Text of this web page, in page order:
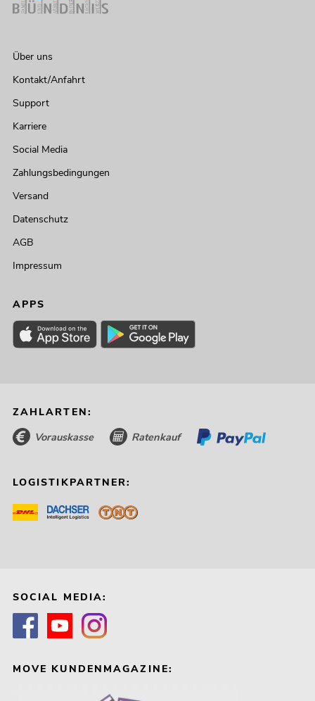
Über uns
Kontakt/Anfahrt
Support
Karriere
Social Media
Zahlungsbedingungen
Versand
Datenschutz
AGB
Impressum
APPS
ZAHLARTEN:
Vorauskasse Ratenkauf
LOGISTIKPARTNER:
SOCIAL MEDIA:
MOVE KUNDENMAGAZINE: